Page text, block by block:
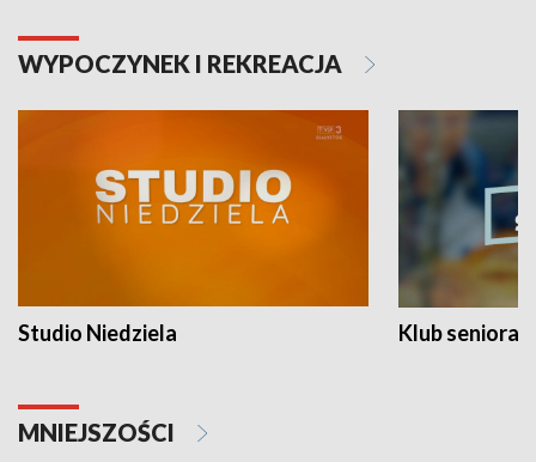
WYPOCZYNEK I REKREACJA
Studio Niedziela Klub seniora
MNIEJSZOŚCI